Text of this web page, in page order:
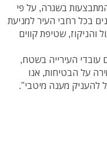
בשגרה, על פי
בכל רחבי העיר למניעת
והניקוז, שטיפת קווים
עובדי העירייה בשטח,
על הבטיחות, אנו
להעניק מענה מיטבי".